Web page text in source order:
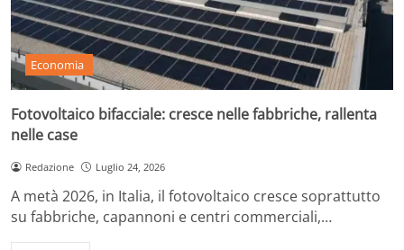
Economia
Fotovoltaico bifacciale: cresce nelle fabbriche, rallenta
nelle case
Redazione Luglio 24, 2026
A metà 2026, in Italia, il fotovoltaico cresce soprattutto
su fabbriche, capannoni e centri commerciali,…